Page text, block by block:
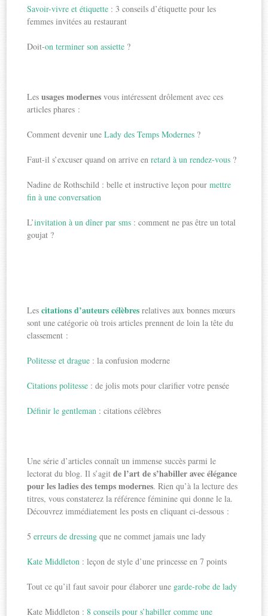
Savoir-vivre et étiquette : 3 conseils d’étiquette pour les
femmes invitées au restaurant
Doit-on terminer son assiette ?
Lesusages modernes vous intéressent drôlement avec ces
articles phares :
Comment devenir uneLady des Temps Modernes ?
Faut-il s’excuser quand on arrive enretard à un rendez-vous ?
Nadine de Rothschild : belle et instructive leçon pourmettre
fin à une conversation
L’invitation à un dîner par sms : comment ne pas être un total
goujat ?
Lescitations d’auteurs célèbres relatives aux bonnes mœurs
sont une catégorie où trois articles prennent de loin la tête du
classement :
Politesse et drague : la confusion moderne
Citations politesse : de jolis mots pour clarifier votre pensée
Définir le gentleman : citations célèbres
Une série d’articles connaît un immense succès parmi le
lectorat du blog. Il s’agitde l’art de s’habiller avec élégance
pour les ladies des temps modernes. Rien qu’à la lecture des
titres, vous constaterez la référence féminine qui donne le la.
Découvrez immédiatement les posts en cliquant ci-dessous :
5erreurs de dressing que ne commet jamais une lady
Kate Middleton : leçon de style d’une princesse en 7 points
Tout ce qu’il faut savoir pour élaborer une garde-robe de lady
Kate Middleton :8 conseils pour s’habiller comme une